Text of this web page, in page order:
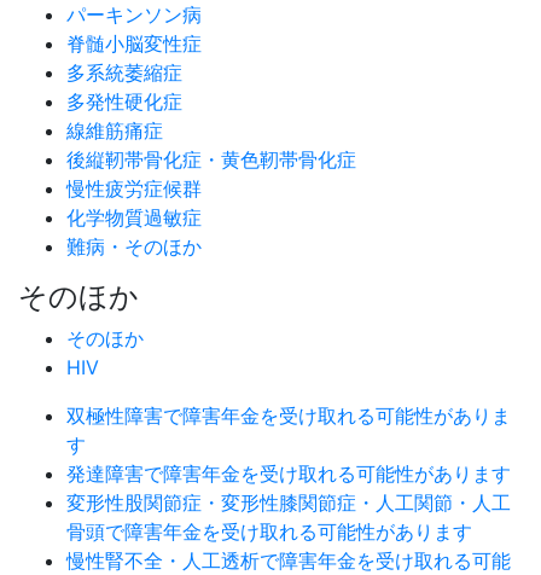
パーキンソン病
脊髄小脳変性症
多系統萎縮症
多発性硬化症
線維筋痛症
後縦靭帯骨化症・黄色靭帯骨化症
慢性疲労症候群
化学物質過敏症
難病・そのほか
そのほか
そのほか
HIV
双極性障害で障害年金を受け取れる可能性がありま
す
発達障害で障害年金を受け取れる可能性があります
変形性股関節症・変形性膝関節症・人工関節・人工
骨頭で障害年金を受け取れる可能性があります
慢性腎不全・人工透析で障害年金を受け取れる可能